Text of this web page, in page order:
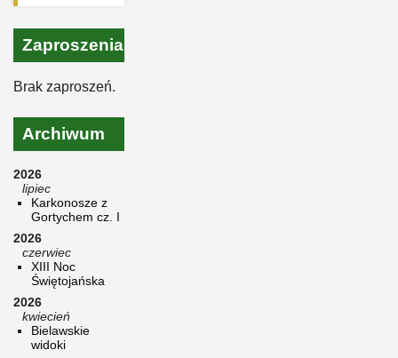
Zaproszenia
Brak zaproszeń.
Archiwum
2026
lipiec
Karkonosze z
Gortychem cz. I
2026
czerwiec
XIII Noc
Świętojańska
2026
kwiecień
Bielawskie
widoki